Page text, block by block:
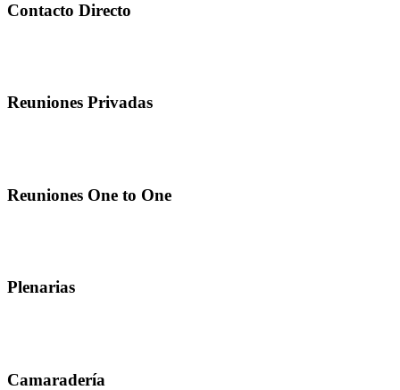
Contacto Directo
Reuniones Privadas
Reuniones One to One
Plenarias
Camaradería